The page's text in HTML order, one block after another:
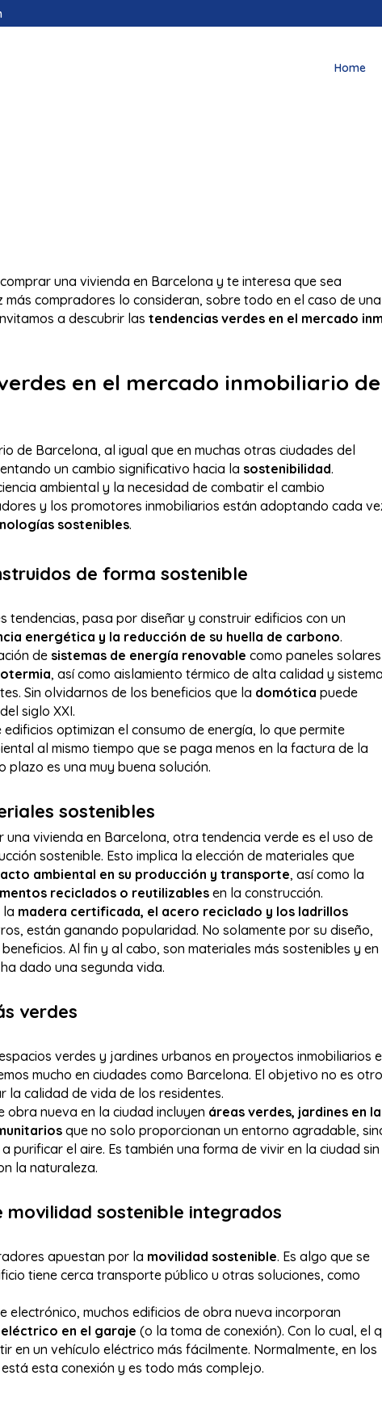
Home
una vivienda en Barcelona y te interesa que sea
más compradores lo consideran, sobre todo en el caso de una
a descubrir las tendencias verdes en el mercado
en el mercado inmobiliario de
de Barcelona, al igual que en muchas otras ciudades del
un cambio significativo hacia la sostenibilidad.
ambiental y la necesidad de combatir el cambio
y los promotores inmobiliarios están adoptando cada
sostenibles.
de forma sostenible
tendencias, pasa por diseñar y construir edificios con un
energética y la reducción de su huella de carbono.
de sistemas de energía renovable como paneles
, así como aislamiento térmico de alta calidad y
Sin olvidarnos de los beneficios que la domótica puede
siglo XXI.
optimizan el consumo de energía, lo que permite
al mismo tiempo que se paga menos en la factura de la
plazo es una muy buena solución.
sostenibles
una vivienda en Barcelona, otra tendencia verde es el uso de
sostenible. Esto implica la elección de materiales que
ambiental en su producción y transporte, así como la
reciclados o reutilizablesen la construcción.
la madera certificada, el acero reciclado y los ladrillos
están ganando popularidad. No solamente por su diseño,
Al fin y al cabo, son materiales más sostenibles y en
dado una segunda vida.
verdes
verdes y jardines urbanos en proyectos inmobiliarios
mucho en ciudades como Barcelona. El objetivo no es otro
la calidad de vida de los residentes.
obra nueva en la ciudad incluyen áreas verdes, jardines en la
que no solo proporcionan un entorno agradable,
purificar el aire. Es también una forma de vivir en la ciudad sin
la naturaleza.
movilidad sostenible integrados
apuestan por la movilidad sostenible. Es algo que se
tiene cerca transporte público u otras soluciones, como
electrónico, muchos edificios de obra nueva incorporan
en el garaje (o la toma de conexión). Con lo cual, el
en un vehículo eléctrico más fácilmente. Normalmente, en los
esta conexión y es todo más complejo.